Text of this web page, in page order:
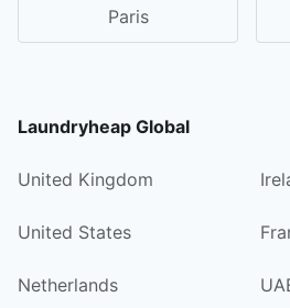
Paris
Laundryheap Global
United Kingdom
United States
Netherlands